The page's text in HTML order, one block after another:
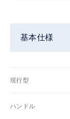
基本仕様
現行型
ハンドル